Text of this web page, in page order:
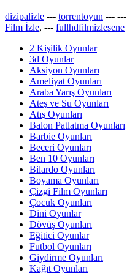
dizipalizle --- torrentoyun --- ---
Film İzle, --- fullhdfilmizlesene
2 Kişilik Oyunlar
3d Oyunlar
Aksiyon Oyunları
Ameliyat Oyunları
Araba Yarış Oyunları
Ateş ve Su Oyunları
Atış Oyunları
Balon Patlatma Oyunları
Barbie Oyunları
Beceri Oyunları
Ben 10 Oyunları
Bilardo Oyunları
Boyama Oyunları
Çizgi Film Oyunları
Çocuk Oyunları
Dini Oyunlar
Dövüş Oyunları
Eğitici Oyunlar
Futbol Oyunları
Giydirme Oyunları
Kağıt Oyunları